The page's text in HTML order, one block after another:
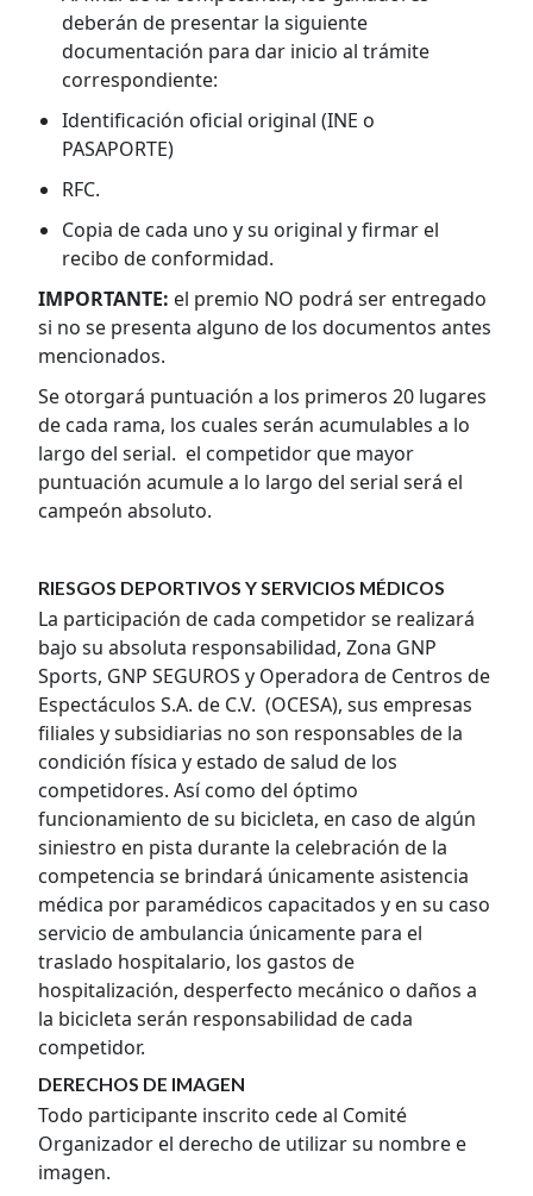
deberán de presentar la siguiente
documentación para dar inicio al trámite
correspondiente:
Identificación oficial original (INE o
PASAPORTE)
RFC.
Copia de cada uno y su original y firmar el
recibo de conformidad.
IMPORTANTE: el premio NO podrá ser entregado
si no se presenta alguno de los documentos antes
mencionados.
Se otorgará puntuación a los primeros 20 lugares
de cada rama, los cuales serán acumulables a lo
largo del serial. el competidor que mayor
puntuación acumule a lo largo del serial será el
campeón absoluto.
RIESGOS DEPORTIVOS Y SERVICIOS MÉDICOS
La participación de cada competidor se realizará
bajo su absoluta responsabilidad, Zona GNP
Sports, GNP SEGUROS y Operadora de Centros de
Espectáculos S.A. de C.V. (OCESA), sus empresas
filiales y subsidiarias no son responsables de la
condición física y estado de salud de los
competidores. Así como del óptimo
funcionamiento de su bicicleta, en caso de algún
siniestro en pista durante la celebración de la
competencia se brindará únicamente asistencia
médica por paramédicos capacitados y en su caso
servicio de ambulancia únicamente para el
traslado hospitalario, los gastos de
hospitalización, desperfecto mecánico o daños a
la bicicleta serán responsabilidad de cada
competidor.
DERECHOS DE IMAGEN
Todo participante inscrito cede al Comité
Organizador el derecho de utilizar su nombre e
imagen.